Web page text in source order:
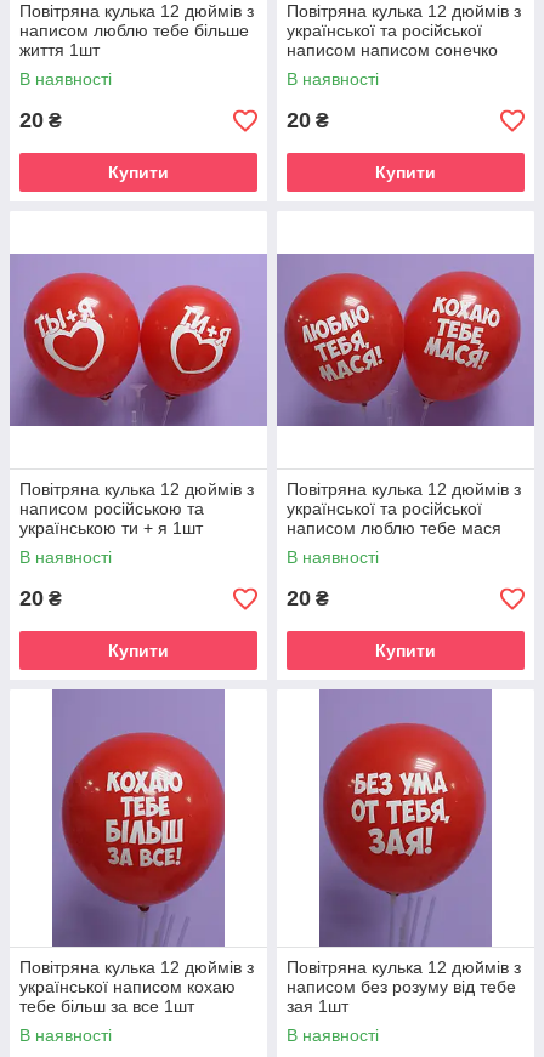
Повітряна кулька 12 дюймів з
написом люблю тебе більше
життя 1шт
В наявності
20 ₴
Купити
Повітряна кулька 12 дюймів з
української та російської
написом написом сонечко
моє 1шт
В наявності
20 ₴
Купити
Повітряна кулька 12 дюймів з
написом російською та
українською ти + я 1шт
В наявності
20 ₴
Купити
Повітряна кулька 12 дюймів з
української та російської
написом люблю тебе мася
1шт
В наявності
20 ₴
Купити
Повітряна кулька 12 дюймів з
української написом кохаю
тебе більш за все 1шт
В наявності
Повітряна кулька 12 дюймів з
написом без розуму від тебе
зая 1шт
В наявності